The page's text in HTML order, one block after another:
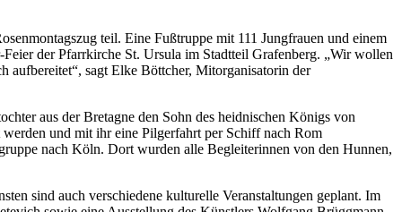
teil. Eine Fußtruppe mit 111 Jungfrauen und einem
der Pfarrkirche St. Ursula im Stadtteil Grafenberg. „Wir wollen
aufbereitet“, sagt Elke Böttcher, Mitorganisatorin der
aus der Bretagne den Sohn des heidnischen Königs von
und mit ihr eine Pilgerfahrt per Schiff nach Rom
nach Köln. Dort wurden alle Begleiterinnen von den Hunnen,
sind auch verschiedene kulturelle Veranstaltungen geplant. Im